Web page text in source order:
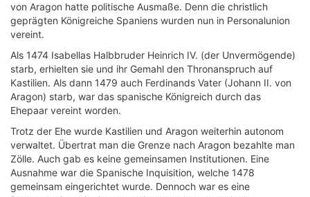
von Aragon hatte politische Ausmaße. Denn die christlich
geprägten Königreiche Spaniens wurden nun in Personalunion
vereint.
Als 1474 Isabellas Halbbruder Heinrich IV. (der Unvermögende)
starb, erhielten sie und ihr Gemahl den Thronanspruch auf
Kastilien. Als dann 1479 auch Ferdinands Vater (Johann II. von
Aragon) starb, war das spanische Königreich durch das
Ehepaar vereint worden.
Trotz der Ehe wurde Kastilien und Aragon weiterhin autonom
verwaltet. Übertrat man die Grenze nach Aragon bezahlte man
Zölle. Auch gab es keine gemeinsamen Institutionen. Eine
Ausnahme war die Spanische Inquisition, welche 1478
gemeinsam eingerichtet wurde. Dennoch war es eine